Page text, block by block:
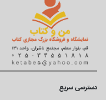
دسترسی سریع